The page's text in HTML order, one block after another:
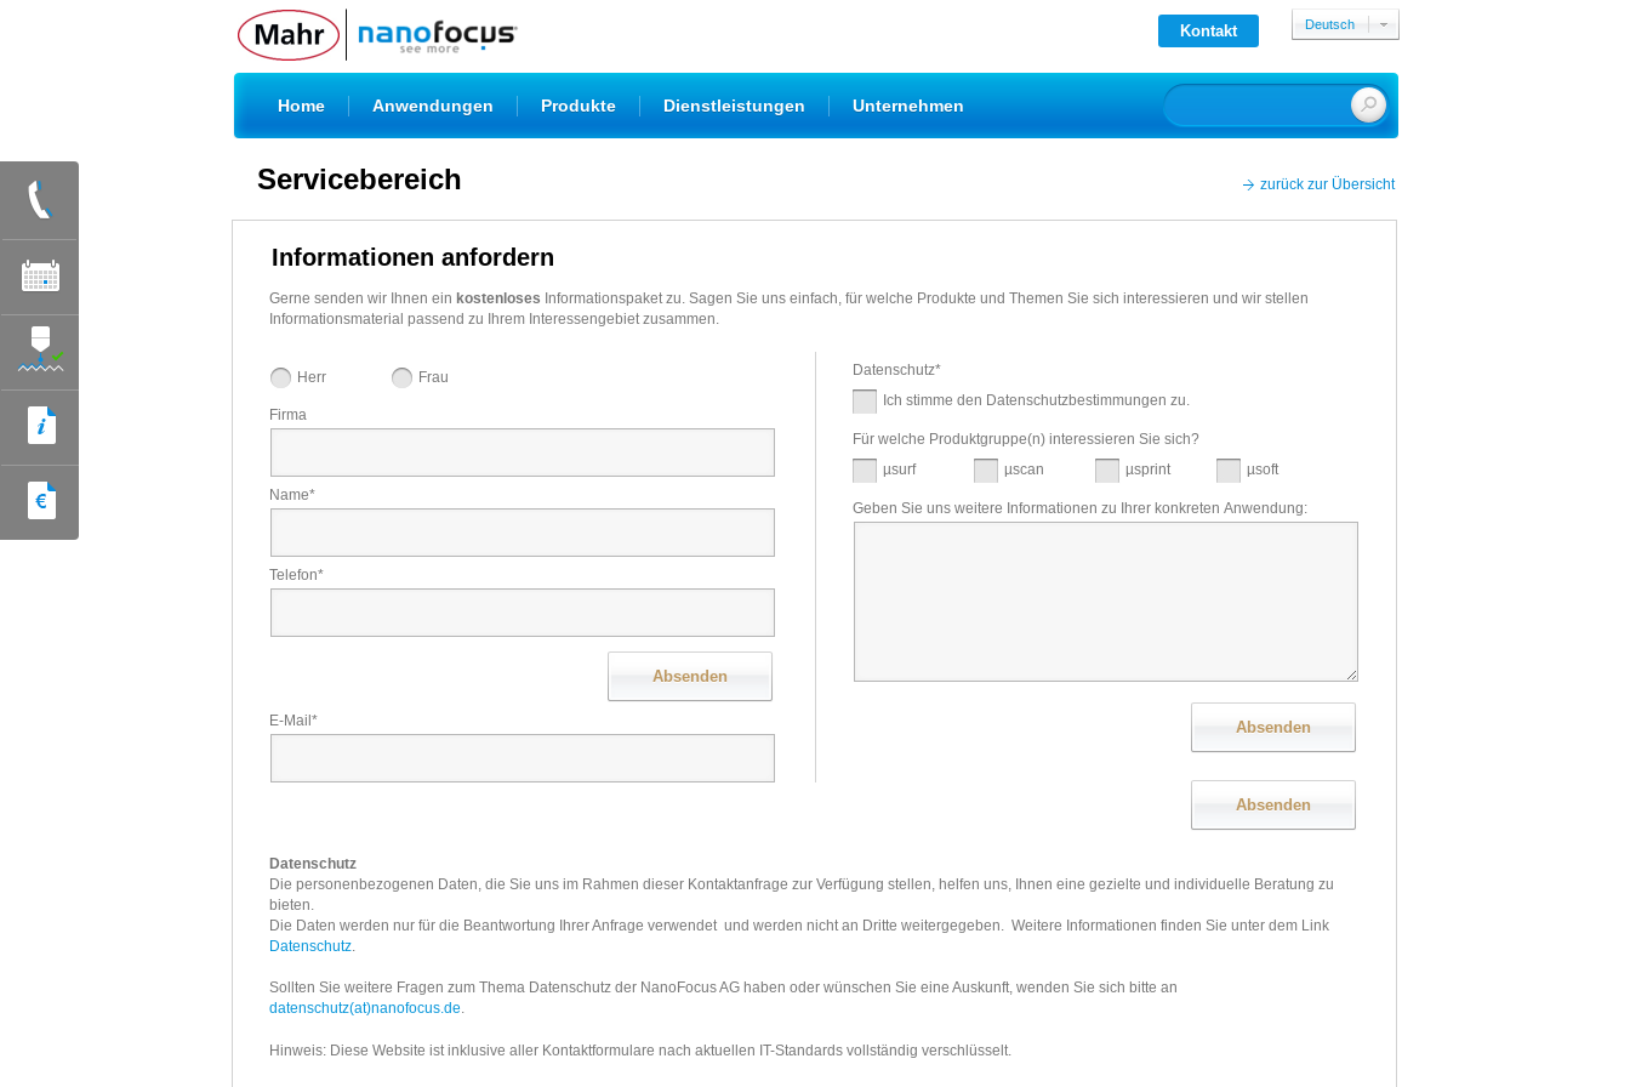
Kontakt Deutsch
Home Anwendungen Produkte Dienstleistungen Unternehmen
Servicebereich zurück zur Übersicht
Informationen anfordern
Gerne senden wir Ihnen ein kostenloses Informationspaket zu. Sagen Sie uns einfach, für welche Produkte und Themen Sie sich interessieren und wir stellen
Informationsmaterial passend zu Ihrem Interessengebiet zusammen.
Herr Frau
Firma
Name*
Telefon*
E-Mail*
Datenschutz*
Ich stimme den Datenschutzbestimmungen zu.
Für welche Produktgruppe(n) interessieren Sie sich?
µsurf
µscan µsprint µsoft
Geben Sie uns weitere Informationen zu Ihrer konkreten Anwendung:
Datenschutz
Die personenbezogenen Daten, die Sie uns im Rahmen dieser Kontaktanfrage zur Verfügung stellen, helfen uns, Ihnen eine gezielte und individuelle Beratung zu
bieten.
Die Daten werden nur für die Beantwortung Ihrer Anfrage verwendet und werden nicht an Dritte weitergegeben. Weitere Informationen finden Sie unter dem Link
Datenschutz.
Sollten Sie weitere Fragen zum Thema Datenschutz der NanoFocus AG haben oder wünschen Sie eine Auskunft, wenden Sie sich bitte an
datenschutz(at)nanofocus.de.
Hinweis: Diese Website ist inklusive aller Kontaktformulare nach aktuellen IT-Standards vollständig verschlüsselt.